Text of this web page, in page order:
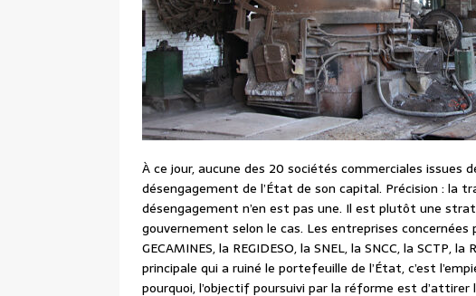
À ce jour, aucune des 20 sociétés commerciales issues
désengagement de l’État de son capital. Précision : la
désengagement n’en est pas une. Il est plutôt une
gouvernement selon le cas. Les entreprises
GECAMINES, la REGIDESO, la SNEL, la SNCC, la SCTP,
principale qui a ruiné le portefeuille de l’État, c’est
pourquoi, l’objectif poursuivi par la réforme est